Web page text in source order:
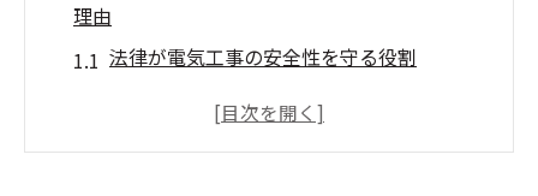
理由
法律が電気工事の安全性を守る役割
電気工事で考慮すべき主要法律の一覧